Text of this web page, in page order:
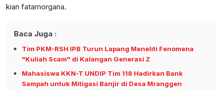
kian fatamorgana.
Baca Juga :
Tim PKM-RSH IPB Turun Lapang Meneliti Fenomena
"Kuliah Scam" di Kalangan Generasi Z
Mahasiswa KKN-T UNDIP Tim 118 Hadirkan Bank
Sampah untuk Mitigasi Banjir di Desa Mranggen